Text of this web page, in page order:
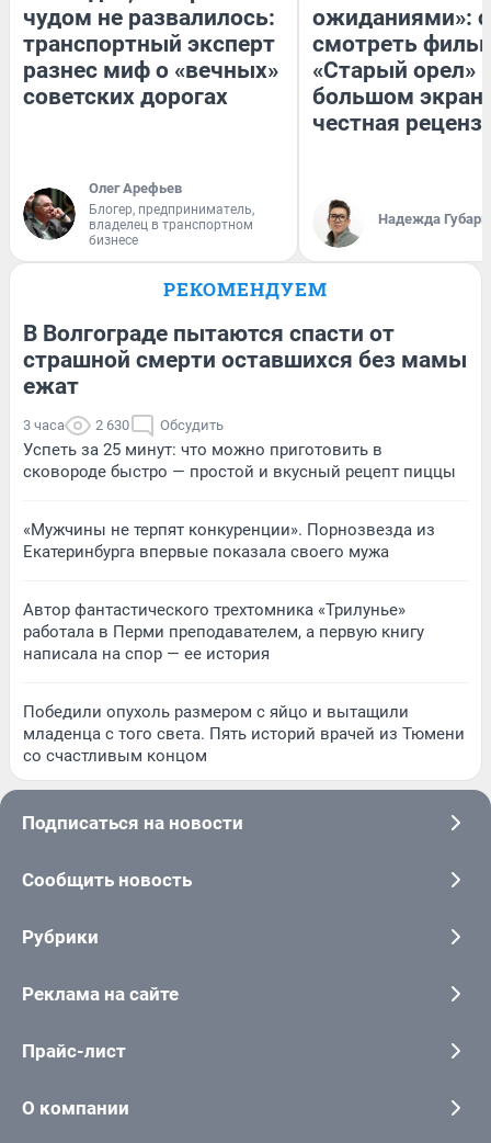
чудом не развалилось:
транспортный эксперт
разнес миф о «вечных»
советских дорогах
Олег Арефьев
Блогер, предприниматель,
владелец в транспортном
бизнесе
ожиданиями»:
смотреть
«Старый орел»
большом
честная
Надежда Губарь
РЕКОМЕНДУЕМ
В Волгограде пытаются спасти от
страшной смерти оставшихся без мамы
ежат
3 часа 2 630 Обсудить
Успеть за 25 минут: что можно приготовить в
сковороде быстро — простой и вкусный рецепт пиццы
«Мужчины не терпят конкуренции». Порнозвезда из
Екатеринбурга впервые показала своего мужа
Автор фантастического трехтомника «Трилунье»
работала в Перми преподавателем, а первую книгу
написала на спор — ее история
Победили опухоль размером с яйцо и вытащили
младенца с того света. Пять историй врачей из Тюмени
со счастливым концом
Подписаться на новости
Сообщить новость
Рубрики
Реклама на сайте
Прайс-лист
О компании